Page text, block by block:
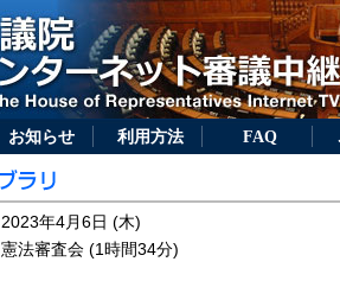
お知らせ 利用方法 FAQ
2023年4月6日 (木)
憲法審査会 (1時間34分)